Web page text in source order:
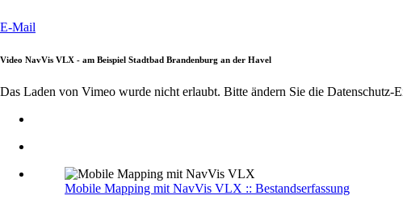
E-Mail
Video NavVis VLX - am Beispiel Stadtbad Brandenburg an der Havel
Das Laden von Vimeo wurde nicht erlaubt. Bitte ändern Sie die Datenschutz-
Mobile Mapping mit NavVis VLX :: Bestandserfassung